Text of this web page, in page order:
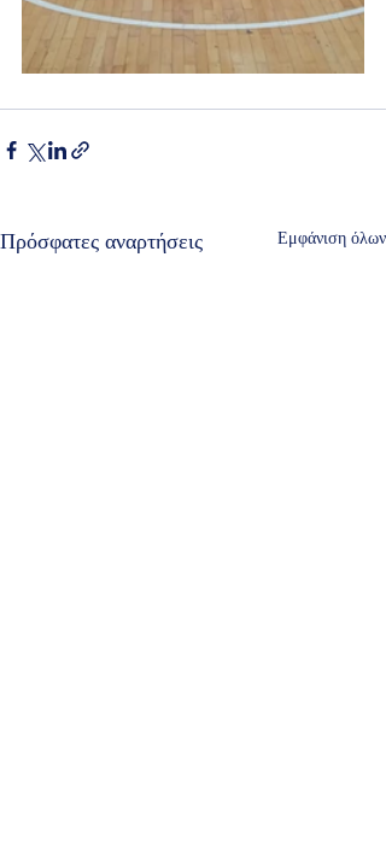
Πρόσφατες αναρτήσεις Εμφάνιση όλων